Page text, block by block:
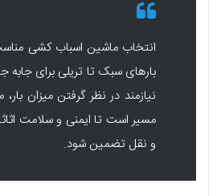
انتخاب ماشین اسباب کشی
بارهای سبک تا تریلی برای
نیازمند در نظر گرفتن میزان
مسیر است تا ایمنی و سلامت
و نقل تضمین شود.